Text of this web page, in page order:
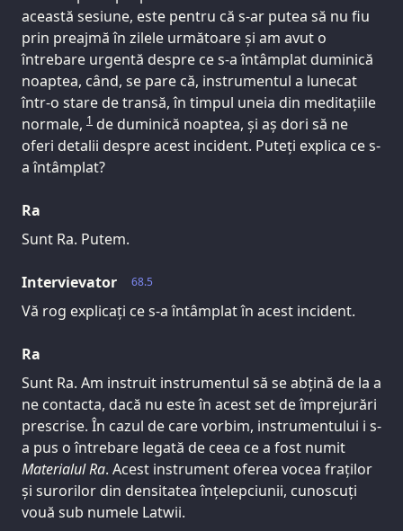
această sesiune, este pentru că s-ar putea să nu fiu
prin preajmă în zilele următoare și am avut o
întrebare urgentă despre ce s-a întâmplat duminică
noaptea, când, se pare că, instrumentul a lunecat
într-o stare de transă, în timpul uneia din meditațiile
normale, 1 de duminică noaptea, și aș dori să ne
oferi detalii despre acest incident. Puteți explica ce s-
a întâmplat?
Ra
Sunt Ra. Putem.
68.5
Intervievator
Vă rog explicați ce s-a întâmplat în acest incident.
Ra
Sunt Ra. Am instruit instrumentul să se abțină de la a
ne contacta, dacă nu este în acest set de împrejurări
prescrise. În cazul de care vorbim, instrumentului i s-
a pus o întrebare legată de ceea ce a fost numit
Materialul Ra. Acest instrument oferea vocea fraților
și surorilor din densitatea înțelepciunii, cunoscuți
vouă sub numele Latwii.